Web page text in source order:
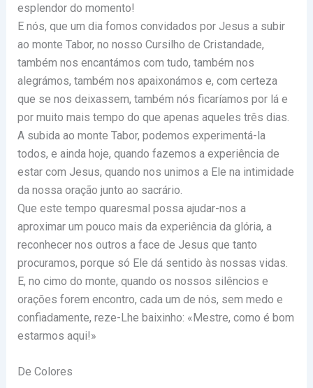
esplendor do momento!
E nós, que um dia fomos convidados por Jesus a subir
ao monte Tabor, no nosso Cursilho de Cristandade,
também nos encantámos com tudo, também nos
alegrámos, também nos apaixonámos e, com certeza
que se nos deixassem, também nós ficaríamos por lá e
por muito mais tempo do que apenas aqueles três dias.
A subida ao monte Tabor, podemos experimentá-la
todos, e ainda hoje, quando fazemos a experiência de
estar com Jesus, quando nos unimos a Ele na intimidade
da nossa oração junto ao sacrário.
Que este tempo quaresmal possa ajudar-nos a
aproximar um pouco mais da experiência da glória, a
reconhecer nos outros a face de Jesus que tanto
procuramos, porque só Ele dá sentido às nossas vidas.
E, no cimo do monte, quando os nossos silêncios e
orações forem encontro, cada um de nós, sem medo e
confiadamente, reze-Lhe baixinho: «Mestre, como é bom
estarmos aqui!»
De Colores